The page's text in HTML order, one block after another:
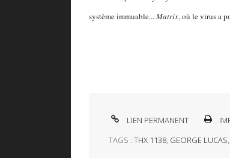
système immuable... Matrix, où le virus a
LIEN PERMANENT
TAGS : THX 1138, GEORGE LUCAS,